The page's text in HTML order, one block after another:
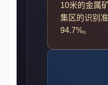
10米的金属
集区的识别
94.7%。